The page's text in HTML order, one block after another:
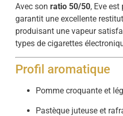
Avec son ratio 50/50, Eve
garantit une excellente
produisant une vapeur
types de cigarettes
Profil aromatique
Pomme croquante et
Pastèque juteuse et